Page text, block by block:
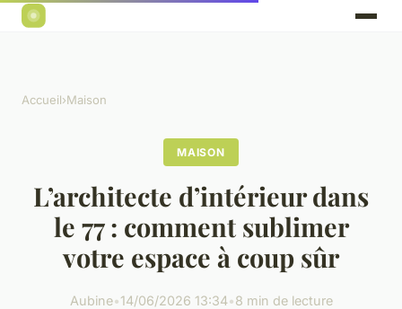
Accueil›Maison
MAISON
L’architecte d’intérieur dans
le 77 : comment sublimer
votre espace à coup sûr
Aubine•14/06/2026 13:34•8 min de lecture